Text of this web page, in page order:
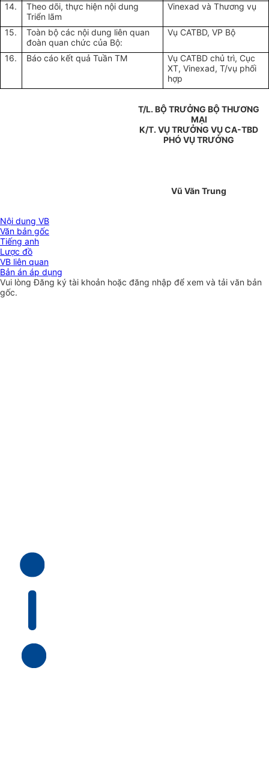
14.
Theo dõi, thực hiện nội dung
Triển lãm
Vinexad và Thương vụ
15.
Toàn bộ các nội dung liên quan
đoàn quan chức của Bộ:
Vụ CATBD, VP Bộ
16. Báo cáo kết quả Tuần TM
Vụ CATBD chủ trì, Cục
XT, Vinexad, T/vụ phối
hợp
T/L. BỘ TRƯỞNG BỘ THƯƠNG
MẠI
K/T. VỤ TRƯỞNG VỤ CA-TBD
PHÓ VỤ TRƯỞNG
Vũ Văn Trung
Nội dung VB
Văn bản gốc
Tiếng anh
Lược đồ
VB liên quan
Bản án áp dụng
Vui lòngĐăng ký tài khoản hoặc đăng nhập để xem và tải văn bản
gốc.